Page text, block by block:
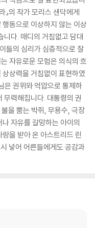
』의 작가 모리스 샌닥에게
동으로 이상하지 않는 이상
니다. 매디의 거침없고 담대
들의 심리가 심층적으로 잘
자유로운 모험은 의식의 흐
상력을 거침없이 표현하였
은 권위와 억압으로 통제하
무력해집니다. 대통령의 권
을 뿜는 박쥐, 무용수, 극장
자유를 갈망하는 아이의
을 받아 온 아스트리드 린
넣어 어른들에게도 공감과